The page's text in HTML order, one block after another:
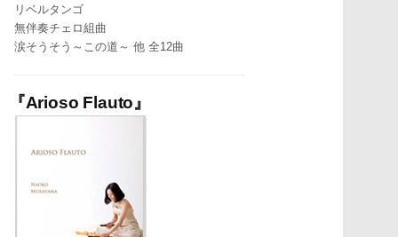
リベルタンゴ
無伴奏チェロ組曲
涙そうそう～この道～ 他 全12曲
『Arioso Flauto』